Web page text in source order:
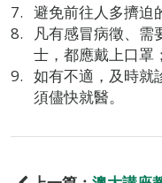
避免前往人多擠迫
凡有感冒病徵、需
士，都應戴上口罩；
如有不適，及時就
須儘快就醫。